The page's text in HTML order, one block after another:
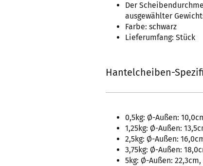
Der
ausgewählter
Farbe: schwarz
Lieferumfang: Stück
Hantelcheiben-
0,5kg: Ø-Außen:
1,25kg: Ø-Außen:
2,5kg: Ø-Außen:
3,75kg: Ø-Außen:
5kg: Ø-Außen: